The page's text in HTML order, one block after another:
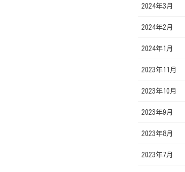
2024年3月
2024年2月
2024年1月
2023年11月
2023年10月
2023年9月
2023年8月
2023年7月